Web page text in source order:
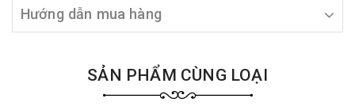
Hướng dẫn mua hàng
SẢN PHẨM CÙNG LOẠI